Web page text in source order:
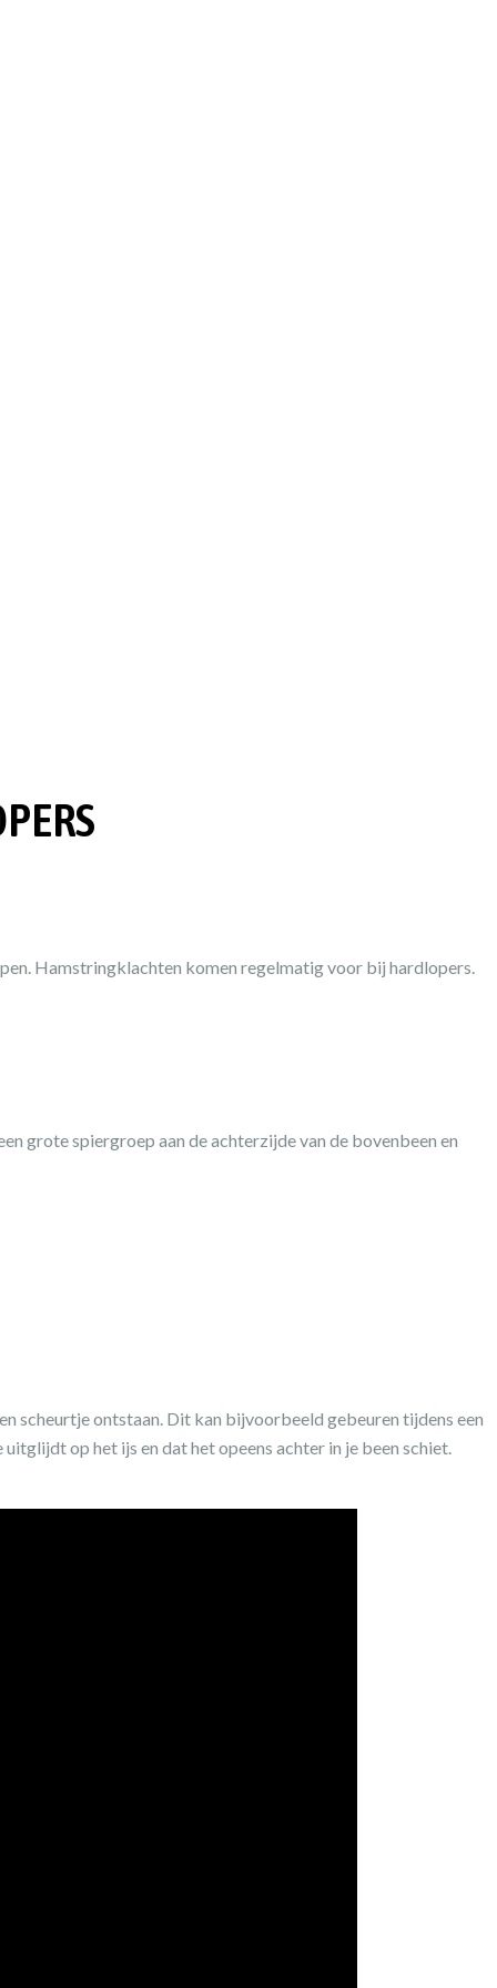
Hamstringklachten komen regelmatig voor bij hardlopers.
grote spiergroep aan de achterzijde van de bovenbeen en
scheurtje ontstaan. Dit kan bijvoorbeeld gebeuren tijdens een
op het ijs en dat het opeens achter in je been schiet.